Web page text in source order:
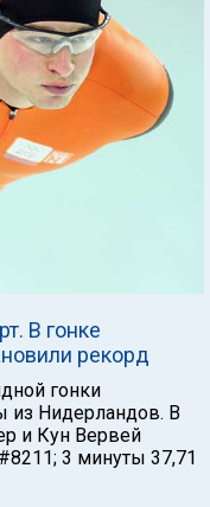
В гонке
рекорд
гонки
из Нидерландов. В
и Кун Вервей
3 минуты 37,71